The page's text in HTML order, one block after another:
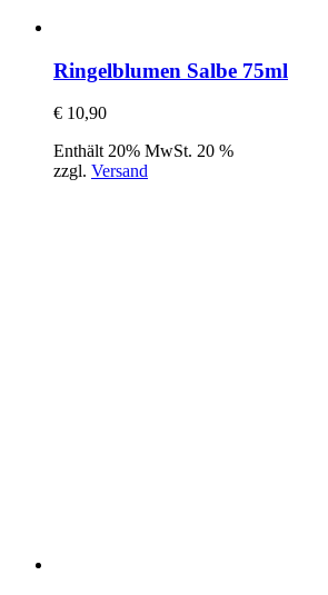
Ringelblumen Salbe 75ml
€ 10,90
Enthält 20% MwSt. 20 %
zzgl. Versand